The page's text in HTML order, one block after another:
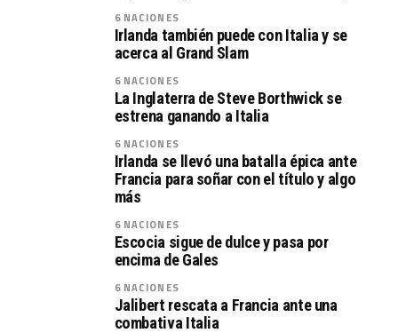
6 NACIONES
Irlanda también puede con Italia y se
acerca al Grand Slam
6 NACIONES
La Inglaterra de Steve Borthwick se
estrena ganando a Italia
6 NACIONES
Irlanda se llevó una batalla épica ante
Francia para soñar con el título y algo
más
6 NACIONES
Escocia sigue de dulce y pasa por
encima de Gales
6 NACIONES
Jalibert rescata a Francia ante una
combativa Italia